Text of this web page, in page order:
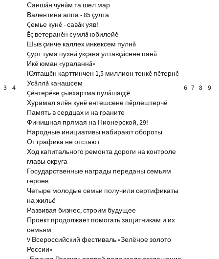
3 4
Саншăн чунăм та шел мар
Валентина аппа - 85 çулта
Çемье кунĕ - савăк уяв!
Ĕç ветеранĕн сумлă юбилейĕ
Шыв çинче каллех инкексем пулнă
Çурт тума пухнă укçана ултавçăсене панă
Икĕ юман «ураланнă»
Юлташĕн карттинчен 1,5 миллион тенкĕ пĕтернĕ
Усăллă канашсем
Çĕнтерĕве çывхартма пулăшаççĕ
Хурамал ялĕн кунĕ ентешсене пĕрлештерчĕ
Память в сердцах и на граните
Финишная прямая на Пионерской, 29!
Народные инициативы набирают обороты
От графика не отстают
Ход капитального ремонта дороги на контроле
главы округа
Государственные награды переданы семьям
героев
Четыре молодые семьи получили сертификаты
на жильё
Развивая бизнес, строим будущее
Проект продолжает помогать защитникам и их
семьям
V Всероссийский фестиваль «Зелёное золото
России»
6 7 8 9